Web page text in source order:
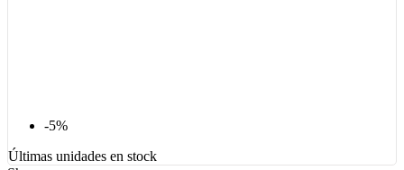
-5%
Últimas unidades en stock